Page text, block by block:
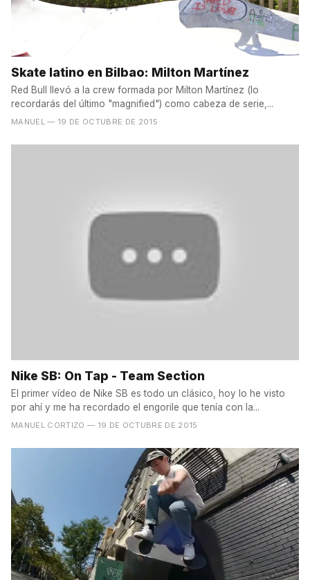
Skate latino en Bilbao: Milton Martínez
Red Bull llevó a la crew formada por Milton Martínez (lo
recordarás del último "magnified") como cabeza de serie,...
MANUEL — 19 DE OCTUBRE DE 2015
Nike SB: On Tap - Team Section
El primer vídeo de Nike SB es todo un clásico, hoy lo he visto
por ahí y me ha recordado el engorile que tenía con la...
MANUEL CORTIZO — 19 DE OCTUBRE DE 2015